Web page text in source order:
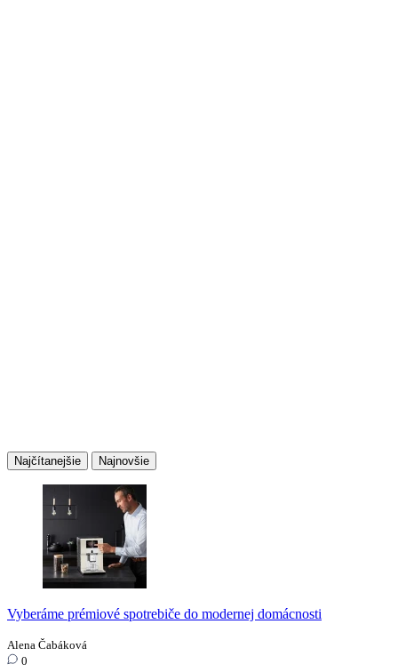
Najčítanejšie Najnovšie
Vyberáme prémiové spotrebiče do modernej domácnosti
Alena Čabáková
0